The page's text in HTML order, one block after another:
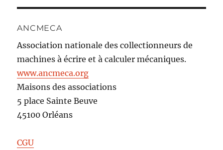
ANCMECA
Association nationale des collectionneurs de
machines à écrire et à calculer mécaniques.
www.ancmeca.org
Maisons des associations
5 place Sainte Beuve
45100 Orléans
CGU